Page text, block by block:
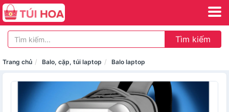
Tìm kiếm
Trang chủ Balo, cặp, túi laptop Balo laptop